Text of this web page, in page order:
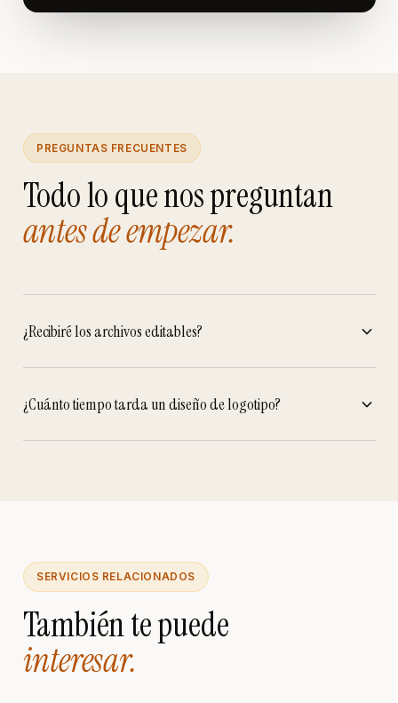
PREGUNTAS FRECUENTES
Todo lo que nos preguntan
antes de empezar.
¿Recibiré los archivos editables?
¿Cuánto tiempo tarda un diseño de logotipo?
SERVICIOS RELACIONADOS
También te puede
interesar.